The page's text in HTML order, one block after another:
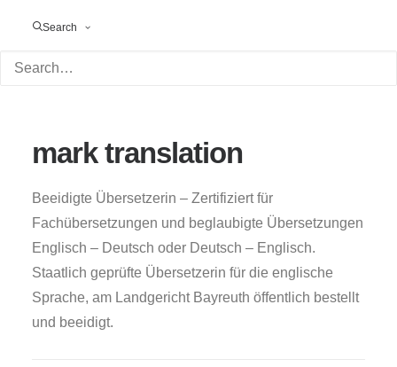
Search
mark translation
Beeidigte Übersetzerin – Zertifiziert für
Fachübersetzungen und beglaubigte Übersetzungen
Englisch – Deutsch oder Deutsch – Englisch.
Staatlich geprüfte Übersetzerin für die englische
Sprache, am Landgericht Bayreuth öffentlich bestellt
und beeidigt.